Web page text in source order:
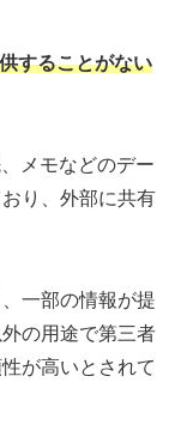
することがない
メモなどのデー
り、外部に共有
一部の情報が提
の用途で第三者
が高いとされて